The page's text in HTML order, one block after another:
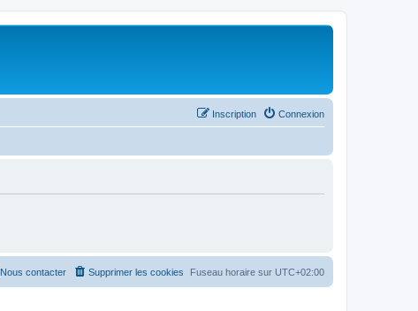
Connexion
Inscription
Fuseau horaire sur UTC+02:00
Supprimer les cookies
Nous contacter